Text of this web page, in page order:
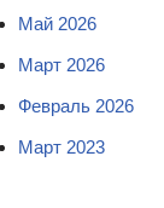
Май 2026
Март 2026
Февраль 2026
Март 2023